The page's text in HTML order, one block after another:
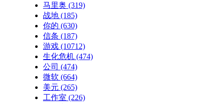
马里奥 (319)
战地 (185)
你的 (630)
信条 (187)
游戏 (10712)
生化危机 (474)
公司 (474)
微软 (664)
美元 (265)
工作室 (226)